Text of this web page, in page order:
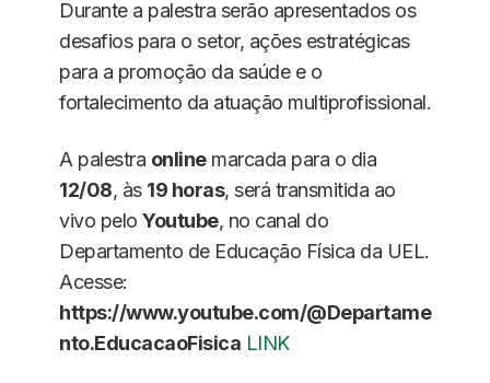
Durante a palestra serão apresentados os
desafios para o setor, ações estratégicas
para a promoção da saúde e o
fortalecimento da atuação multiprofissional.
A palestra onlinemarcada para o dia
12/08, às 19 horas, será transmitida ao
vivo pelo Youtube, no canal do
Departamento de Educação Física da UEL.
Acesse:
https://www.youtube.com/@Departame
nto.EducacaoFisica LINK